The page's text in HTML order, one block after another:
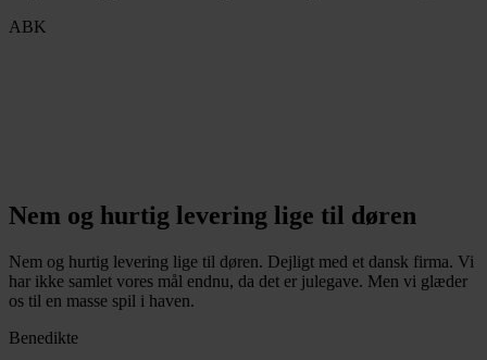
ABK
Nem og hurtig levering lige til døren
Nem og hurtig levering lige til døren. Dejligt med et dansk firma. Vi
har ikke samlet vores mål endnu, da det er julegave. Men vi glæder
os til en masse spil i haven.
Benedikte